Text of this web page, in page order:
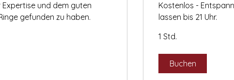
und dem guten
gefunden zu haben.
Kostenlos -
lassen bis 21 Uhr.
1 Std.
Buchen